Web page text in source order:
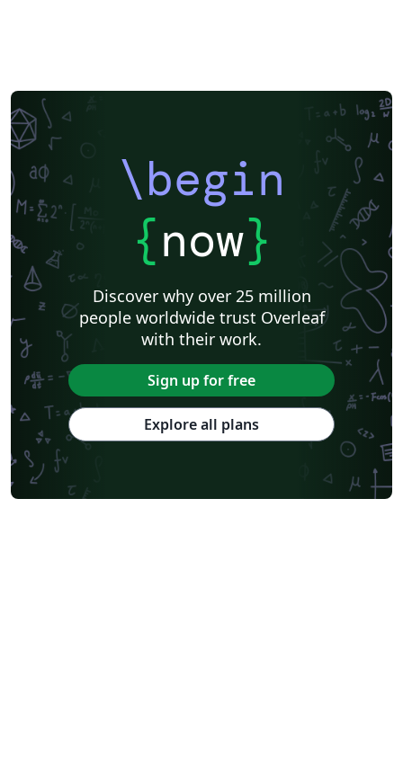
\begin
{now}
Discover why over 25 million
people worldwide trust Overleaf
with their work.
Sign up for free
Explore all plans